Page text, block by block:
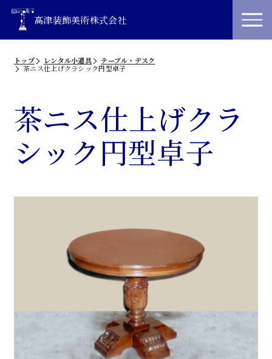
高津装飾美術株式会社
トップ レンタル小道具
テーブル・デスク
茶ニス仕上げクラシック円型卓子
茶ニス仕上げクラ
シック円型卓子